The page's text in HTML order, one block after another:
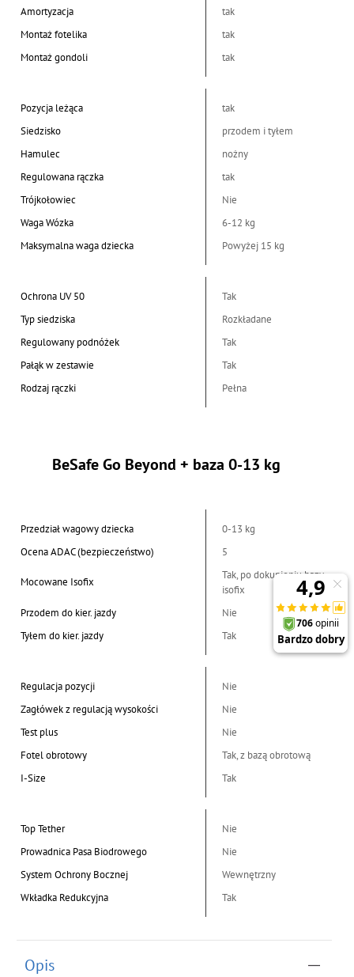
Amortyzacja
tak
Montaż fotelika
tak
Montaż gondoli
tak
Pozycja leżąca
tak
Siedzisko
przodem i tyłem
Hamulec
nożny
Regulowana rączka
tak
Trójkołowiec
Nie
Waga Wózka
6-12 kg
Maksymalna waga dziecka
Powyżej 15 kg
Ochrona UV 50
Tak
Typ siedziska
Rozkładane
Regulowany podnóżek
Tak
Pałąk w zestawie
Tak
Rodzaj rączki
Pełna
BeSafe Go Beyond + baza 0-13 kg
Przedział wagowy dziecka
0-13 kg
Ocena ADAC (bezpieczeństwo)
5
Mocowane Isofix
Tak, po dokupieniu bazy
isofix
Przodem do kier. jazdy
Nie
Tyłem do kier. jazdy
Tak
Regulacja pozycji
Nie
Zagłówek z regulacją wysokości
Nie
Test plus
Nie
Fotel obrotowy
Tak, z bazą obrotową
I-Size
Tak
Top Tether
Nie
Prowadnica Pasa Biodrowego
Nie
System Ochrony Bocznej
Wewnętrzny
Wkładka Redukcyjna
Tak
Opis